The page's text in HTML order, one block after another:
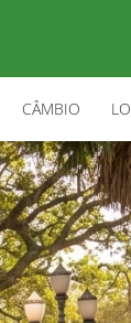
CÂMBIO